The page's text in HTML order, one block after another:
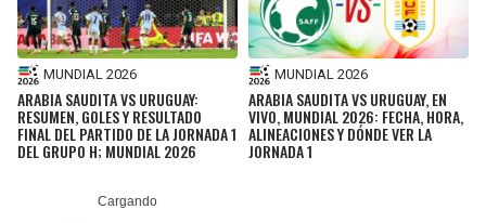
MUNDIAL 2026
ARABIA SAUDITA VS URUGUAY:
RESUMEN, GOLES Y RESULTADO
FINAL DEL PARTIDO DE LA JORNADA 1
DEL GRUPO H; MUNDIAL 2026
MUNDIAL 2026
ARABIA SAUDITA VS URUGUAY, EN
VIVO, MUNDIAL 2026: FECHA, HORA,
ALINEACIONES Y DÓNDE VER LA
JORNADA 1